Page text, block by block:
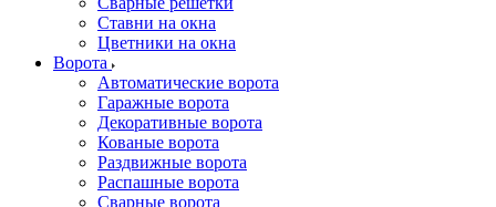
Ставни на окна
Цветники на окна
Ворота
Автоматические ворота
Гаражные ворота
Декоративные ворота
Кованые ворота
Раздвижные ворота
Распашные ворота
Сварные ворота